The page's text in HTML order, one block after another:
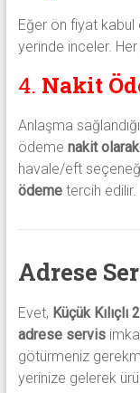
Eğer ön fiyat kabul
yerinde inceler.
4. Nakit
Anlaşma
ödeme nakit
havale/eft
ödemetercih edilir.
Adrese
Evet, Küçük
adrese servis
götürmeniz
yerinize gelerek